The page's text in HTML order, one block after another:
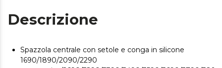
Descrizione
Spazzola centrale con setole e conga in silicone
1690/1890/2090/2290